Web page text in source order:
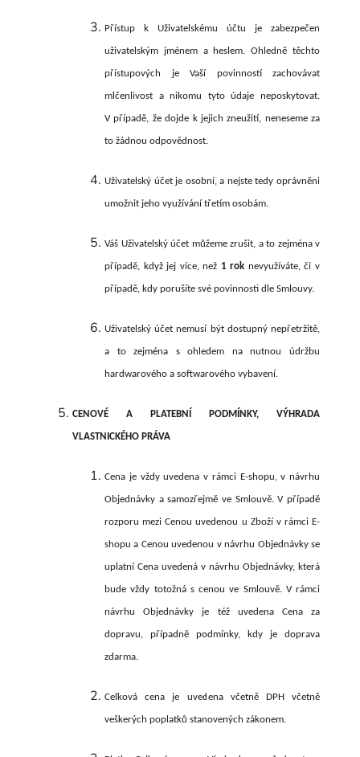
Přístup k Uživatelskému účtu je zabezpečen
uživatelským jménem a heslem. Ohledně těchto
přístupových je Vaší povinností zachovávat
mlčenlivost a nikomu tyto údaje neposkytovat.
V případě, že dojde k jejich zneužití, neneseme za
to žádnou odpovědnost.
Uživatelský účet je osobní, a nejste tedy oprávněni
umožnit jeho využívání třetím osobám.
Váš Uživatelskýúčet můžeme zrušit, a to zejména v
případě, když jej více, než 1 rok nevyužíváte, či v
případě, kdy porušíte své povinnosti dle Smlouvy.
Uživatelský účet nemusí být dostupný nepřetržitě,
a to zejména s ohledem na nutnou údržbu
hardwarového a softwarového vybavení.
CENOVÉ A PLATEBNÍ PODMÍNKY, VÝHRADA
VLASTNICKÉHO PRÁVA
Cena je vždy uvedena v rámci E-shopu, v návrhu
Objednávky a samozřejmě ve Smlouvě. V případě
rozporu mezi Cenou uvedenou u Zboží v rámci E-
shopu a Cenou uvedenou v návrhu Objednávky se
uplatní Cena uvedená v návrhu Objednávky, která
bude vždy totožná s cenou ve Smlouvě. V rámci
návrhu Objednávky je též uvedena Cena za
dopravu, případně podmínky, kdy je doprava
zdarma.
Celková cena je uvedena včetně DPH včetně
veškerých poplatků stanovených zákonem.